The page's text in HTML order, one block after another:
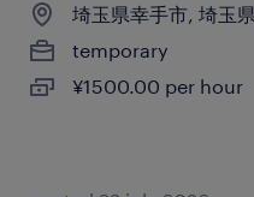
埼玉県幸手市, 埼玉県
temporary
¥1500.00 per hour